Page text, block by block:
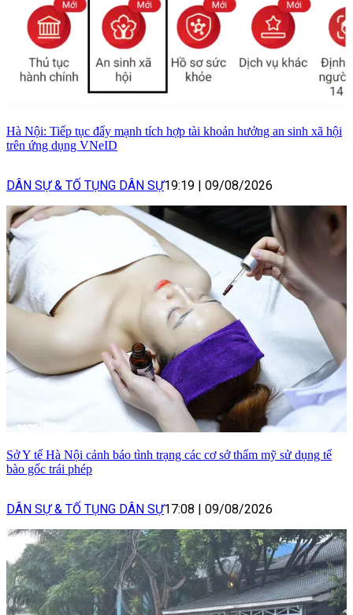
Hà Nội: Tiếp tục đẩy mạnh tích hợp tài khoản hưởng an sinh xã hội
trên ứng dụng VNeID
DÂN SỰ & TỐ TỤNG DÂN SỰ19:19 09/08/2026
Sở Y tế Hà Nội cảnh báo tình trạng các cơ sở thẩm mỹ sử dụng tế
bào gốc trái phép
DÂN SỰ & TỐ TỤNG DÂN SỰ17:08 09/08/2026